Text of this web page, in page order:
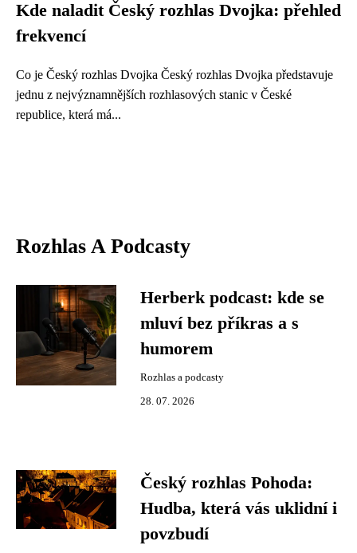
Kde naladit Český rozhlas Dvojka: přehled
frekvencí
Co je Český rozhlas Dvojka Český rozhlas Dvojka představuje
jednu z nejvýznamnějších rozhlasových stanic v České
republice, která má...
Rozhlas A Podcasty
Herberk podcast: kde se
mluví bez příkras a s
humorem
Rozhlas a podcasty
28. 07. 2026
Český rozhlas Pohoda:
Hudba, která vás uklidní i
povzbudí